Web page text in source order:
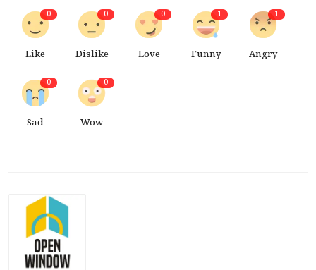
0
Like
0
Dislike
0
Love
1
Funny
1
Angry
0
Sad
0
Wow